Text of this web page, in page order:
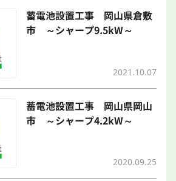
蓄電池設置工事 岡山県倉敷
市 ～シャープ9.5kW～
2021.10.07
蓄電池設置工事 岡山県岡山
市 ～シャープ4.2kW～
2020.09.25